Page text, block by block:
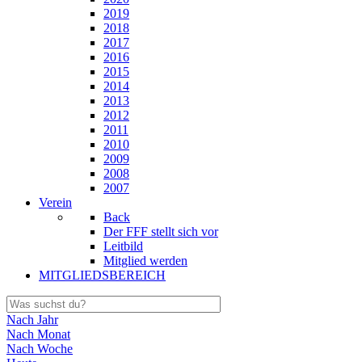
2019
2018
2017
2016
2015
2014
2013
2012
2011
2010
2009
2008
2007
Verein
Back
Der FFF stellt sich vor
Leitbild
Mitglied werden
MITGLIEDSBEREICH
Nach Jahr
Nach Monat
Nach Woche